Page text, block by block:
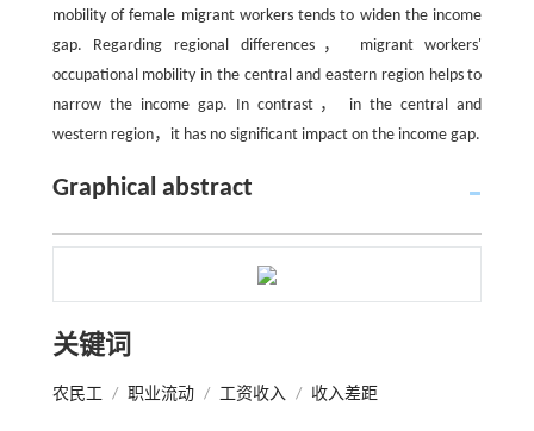
mobility of female migrant workers tends to widen the income
gap. Regarding regional differences， migrant workers'
occupational mobility in the central and eastern region helps to
narrow the income gap. In contrast， in the central and
western region，it has no significant impact on the income gap.
Graphical abstract
关键词
农民工 / 职业流动 / 工资收入 / 收入差距